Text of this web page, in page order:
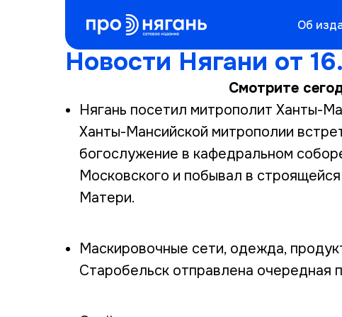
Об
Новости Нягани от
Смотрите
Нягань посетил митрополит Ханты-
Ханты-Мансийской митрополии
богослужение в кафедральном
Московского и побывал в
Матери.
Маскировочные сети, одежда,
Старобельск отправлена очередная